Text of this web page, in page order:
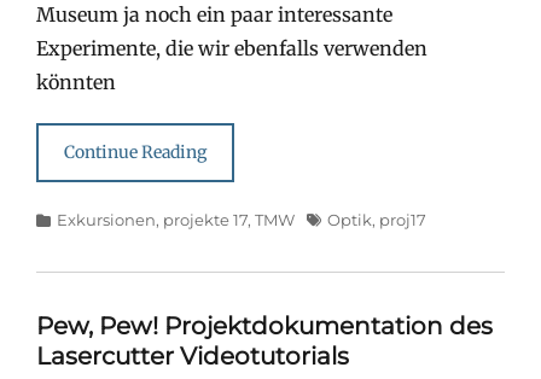
Museum ja noch ein paar interessante
Experimente, die wir ebenfalls verwenden
könnten
Continue Reading
Categories
Exkursionen, projekte 17, TMW TagsOptik, proj17
Pew, Pew! Projektdokumentation des
Lasercutter Videotutorials